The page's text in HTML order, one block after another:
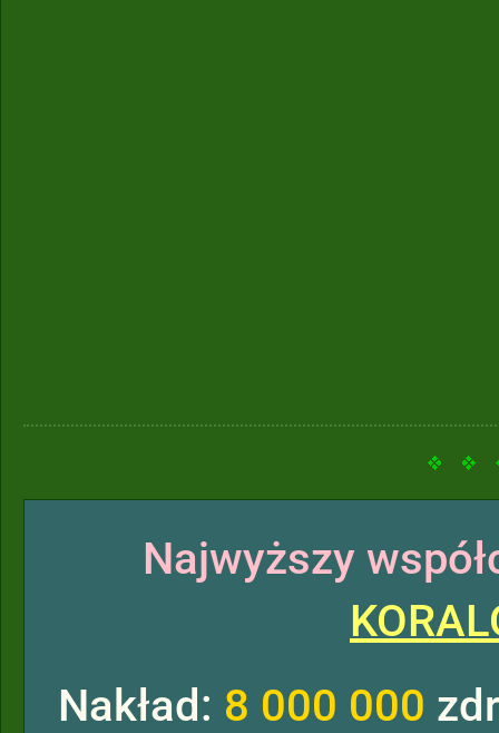
Najwyższy
Nakład: 8 000 000